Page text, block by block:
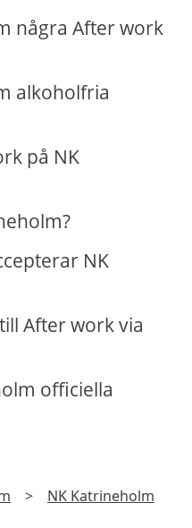
några After work
alkoholfria
på NK
NK
After work via
officiella
> NK Katrineholm